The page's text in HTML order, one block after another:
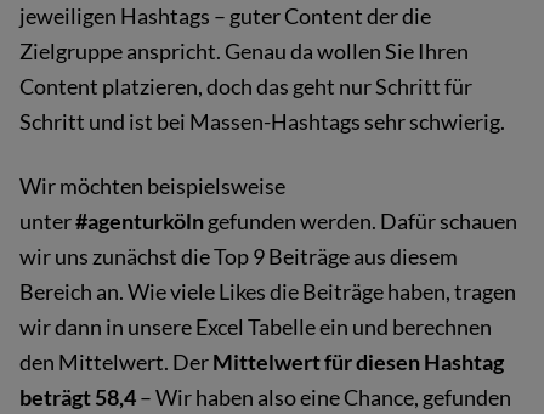
jeweiligen Hashtags – guter Content der die
Zielgruppe anspricht. Genau da wollen Sie Ihren
Content platzieren, doch das geht nur Schritt für
Schritt und ist bei Massen-Hashtags sehr schwierig.
Wir möchten beispielsweise
unter#agenturkölngefunden werden. Dafür schauen
wir uns zunächst die Top 9 Beiträge aus diesem
Bereich an. Wie viele Likes die Beiträge haben, tragen
wir dann in unsere Excel Tabelle ein und berechnen
den Mittelwert. DerMittelwert für diesen Hashtag
beträgt 58,4– Wir haben also eine Chance, gefunden